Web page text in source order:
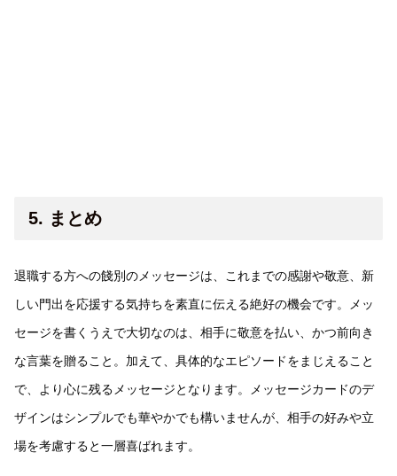
5. まとめ
退職する方への餞別のメッセージは、これまでの感謝や敬意、新
しい門出を応援する気持ちを素直に伝える絶好の機会です。メッ
セージを書くうえで大切なのは、相手に敬意を払い、かつ前向き
な言葉を贈ること。加えて、具体的なエピソードをまじえること
で、より心に残るメッセージとなります。メッセージカードのデ
ザインはシンプルでも華やかでも構いませんが、相手の好みや立
場を考慮すると一層喜ばれます。